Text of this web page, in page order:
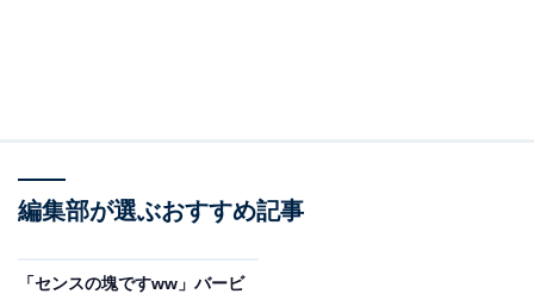
編集部が選ぶおすすめ記事
「センスの塊ですww」バービ